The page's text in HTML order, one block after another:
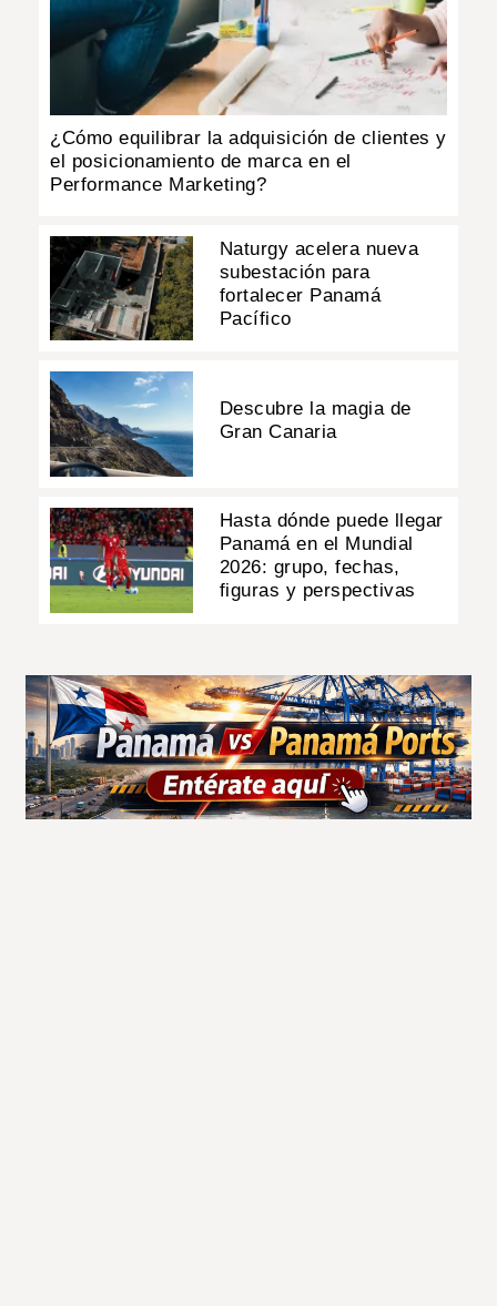
¿Cómo equilibrar la adquisición de clientes y
el posicionamiento de marca en el
Performance Marketing?
Naturgy acelera nueva
subestación para
fortalecer Panamá
Pacífico
Descubre la magia de
Gran Canaria
Hasta dónde puede llegar
Panamá en el Mundial
2026: grupo, fechas,
figuras y perspectivas